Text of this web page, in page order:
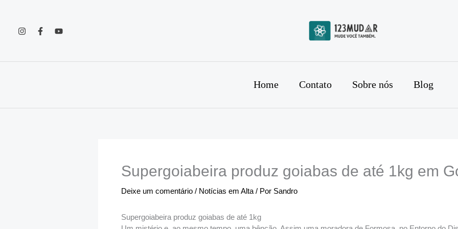
Home Contato Sobre nós Blog
Supergoiabeira produz goiabas de até 1kg em
Deixe um comentário / Notícias em Alta / Por Sandro
Supergoiabeira produz goiabas de até 1kg